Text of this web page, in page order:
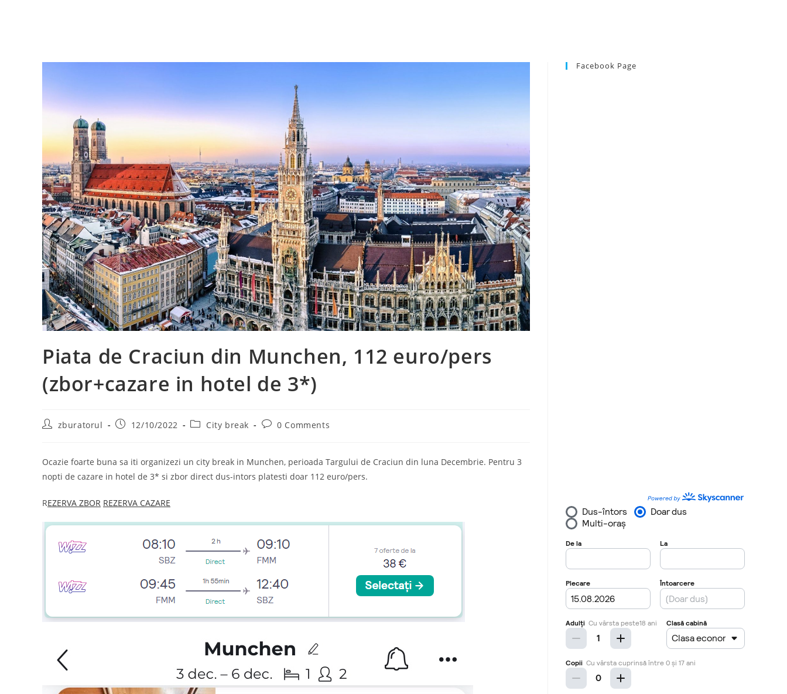
Piata de Craciun din Munchen, 112 euro/pers
(zbor+cazare in hotel de 3*)
Postzburatorul
Post12/10/2022
PostCity break
Post0 Comments
Ocazie foarte buna sa iti organizezi un city break in Munchen, perioada Targului de Craciun din luna Decembrie. Pentru 3
nopti de cazare in hotel de 3* si zbor direct dus-intors platesti doar 112 euro/pers.
REZERVA ZBOR REZERVA CAZARE
Facebook Page